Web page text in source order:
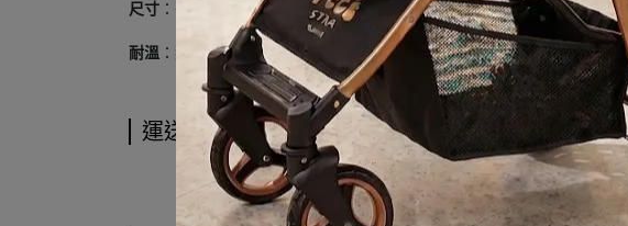
尺寸 ：長度約 16 cm
耐溫 ：約 -20°C ~ 200°C
運送方式